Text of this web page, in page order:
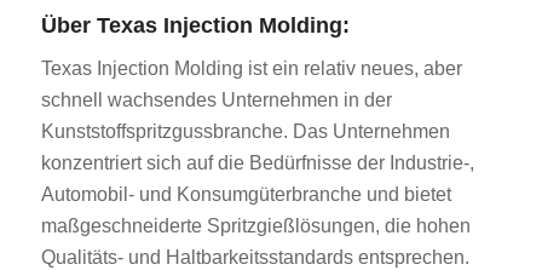
Über Texas Injection Molding:
Texas Injection Molding ist ein relativ neues, aber
schnell wachsendes Unternehmen in der
Kunststoffspritzgussbranche. Das Unternehmen
konzentriert sich auf die Bedürfnisse der Industrie-,
Automobil- und Konsumgüterbranche und bietet
maßgeschneiderte Spritzgießlösungen, die hohen
Qualitäts- und Haltbarkeitsstandards entsprechen.